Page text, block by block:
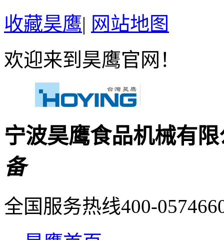
收藏昊鹰| 网站地图
欢迎来到昊鹰官网！
宁波昊鹰食品机械有
备
全国服务热线400-